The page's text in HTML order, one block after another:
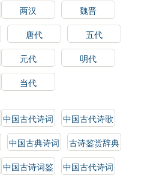
两汉
魏晋
唐代
五代
元代
明代
当代
中国古代诗词
选读
中国古代诗歌
鉴赏
中国古典诗词
鉴赏
古诗鉴赏辞典
中国古诗词鉴
中国古代诗词